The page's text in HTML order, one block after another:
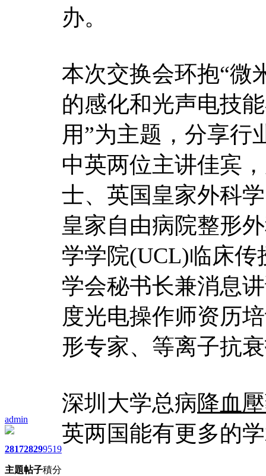
admin
2817
主題
2829
帖子
9519
積分
办。
本次交换会环抱“微
的感化和光声电技
用”为主题，分享行
中英两位主讲佳宾
士、英国皇家外科
皇家自由病院整形
学学院(UCL)临床
学会秘书长兼消息
度光电操作师资历
形专家、等离子抗
深圳大学总病降血
英两国能有更多的